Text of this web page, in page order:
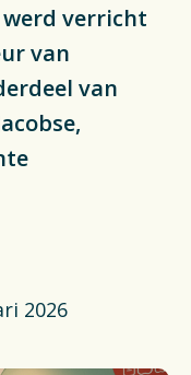
verricht
van
van
2026